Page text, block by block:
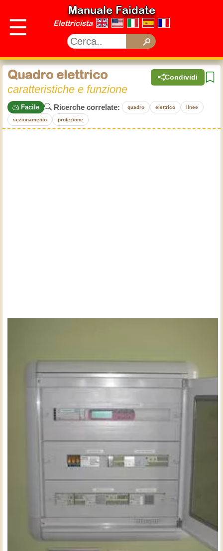
☰
Manuale Faidate
Elettricista
Condividi
Quadro elettrico
caratteristiche e funzione
Facile Ricerche correlate: quadro elettrico linee
sezionamento protezione